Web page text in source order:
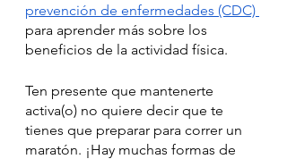
prevención de enfermedades (CDC)
para aprender más sobre los
beneficios de la actividad física.
Ten presente que mantenerte
activa(o) no quiere decir que te
tienes que preparar para correr un
maratón. ¡Hay muchas formas de